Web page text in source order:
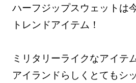
ハーフジップスウェットは
トレンドアイテム！
ミリタリーライクなアイテ
アイランドらしくとてもシ